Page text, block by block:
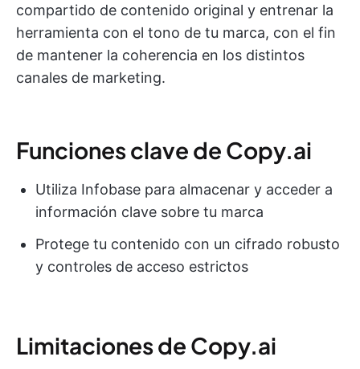
compartido de contenido original y entrenar la
herramienta con el tono de tu marca, con el fin
de mantener la coherencia en los distintos
canales de marketing.
Funciones clave de Copy.ai
Utiliza Infobase para almacenar y acceder a
información clave sobre tu marca
Protege tu contenido con un cifrado robusto
y controles de acceso estrictos
Limitaciones de Copy.ai